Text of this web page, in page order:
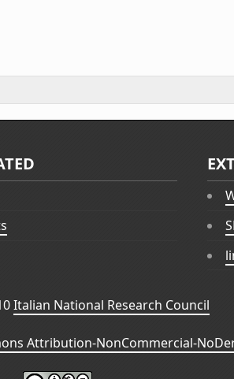
Italian National Research Council
Attribution-NonCommercial-